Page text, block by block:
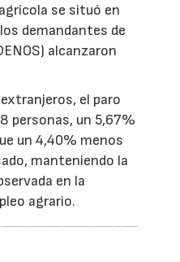
se situó en
demandantes de
alcanzaron
el paro
personas, un 5,67%
un 4,40% menos
manteniendo la
en la
agrario.